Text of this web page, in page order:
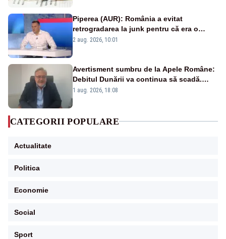
Piperea (AUR): România a evitat
retrogradarea la junk pentru că era o
catastrofă pentru bănci și fondurile de
2 aug. 2026, 10:01
Avertisment sumbru de la Apele Române:
Debitul Dunării va continua să scadă.
Cernavodă s-ar putea închide în 4 zile
1 aug. 2026, 18:08
CATEGORII POPULARE
Actualitate
Politica
Economie
Social
Sport